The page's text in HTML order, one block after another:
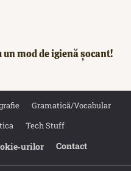
mod de igienă șocant!
Gramatică/Vocabular
Tech Stuff
Contact